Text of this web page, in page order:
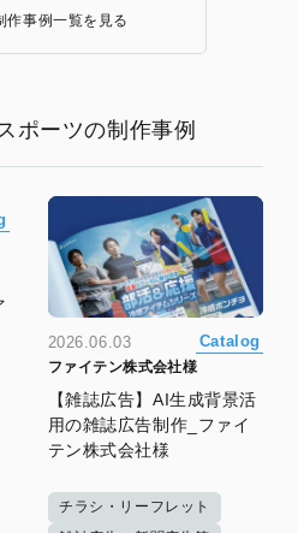
作事例一覧を見る
ポーツの制作事例
2026.06.03 Catalog
ファイテン株式会社様
【雑誌広告】AI生成背景活
用の雑誌広告制作_ファイ
テン株式会社様
チラシ・リーフレット